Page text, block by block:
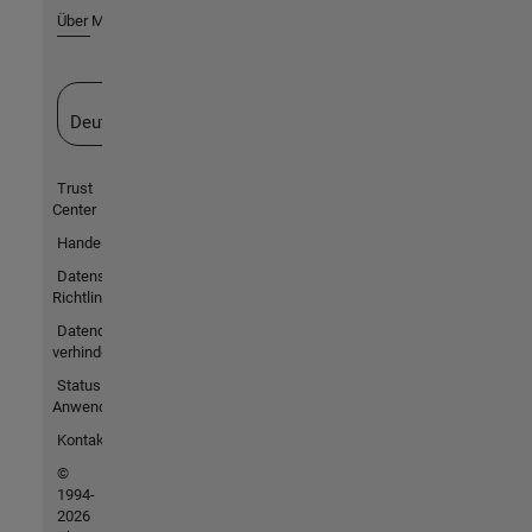
Über MathWorks
Deutschland
Trust
Center
Handelsmarken
Datenschutz-
Richtlinien
Datendiebstahl
verhindern
Status von
Anwendungen
Kontakt
©
1994-
2026